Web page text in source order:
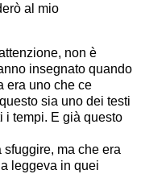
al mio
non è
insegnato quando
era uno che ce
sia uno dei testi
i tempi. E già questo
sfuggire, ma che era
leggeva in quei